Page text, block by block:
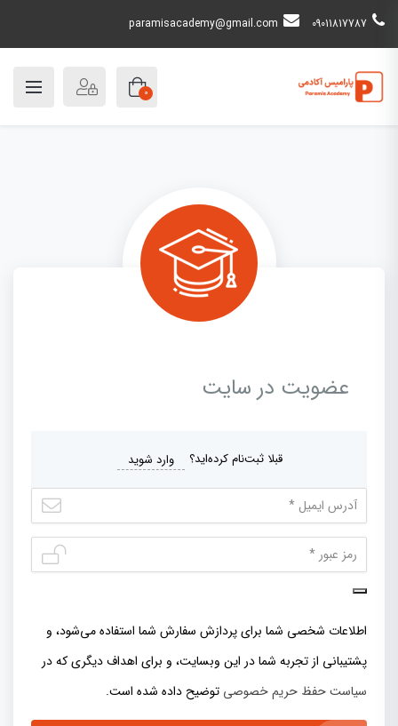
09011817787
paramisacademy@gmail.com
0
عضویت در سایت
قبلا ثبت‌نام کرده‌اید؟ وارد شوید
اطلاعات شخصی شما برای پردازش سفارش شما استفاده می‌شود، و
پشتیبانی از تجربه شما در این وبسایت، و برای اهداف دیگری که در
سیاست حفظ حریم خصوصی توضیح داده شده است.